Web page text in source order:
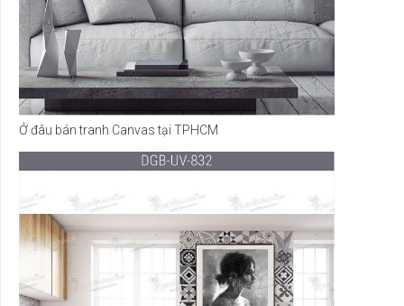
Ở đâu bán tranh Canvas tại TPHCM